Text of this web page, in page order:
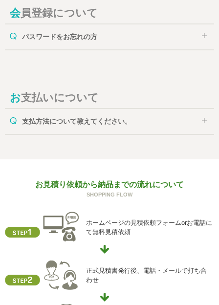
会員登録について
パスワードをお忘れの方
お支払いについて
支払方法について教えてください。
お見積り依頼から納品までの流れについて
SHOPPING FLOW
ホームページの見積依頼フォームorお電話に
て無料見積依頼
正式見積書発行後、電話・メールで打ち合
わせ